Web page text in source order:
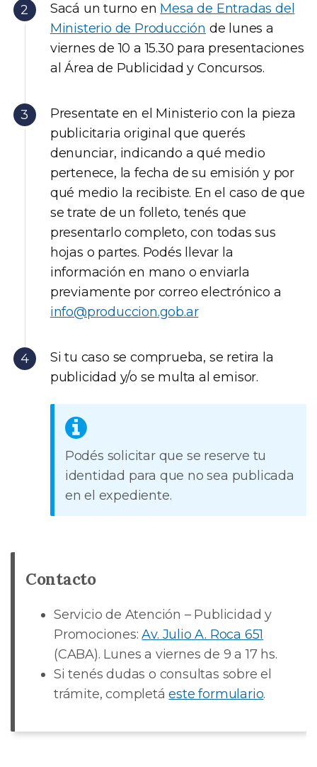
Sacá un turno en Mesa de Entradas del
Ministerio de Producción de lunes a
viernes de 10 a 15.30 para presentaciones
al Área de Publicidad y Concursos.
Presentate en el Ministerio con la pieza
publicitaria original que querés
denunciar, indicando a qué medio
pertenece, la fecha de su emisión y por
qué medio la recibiste. En el caso de que
se trate de un folleto, tenés que
presentarlo completo, con todas sus
hojas o partes. Podés llevar la
información en mano o enviarla
previamente por correo electrónico a
info@produccion.gob.ar
Si tu caso se comprueba, se retira la
publicidad y/o se multa al emisor.
Podés solicitar que se reserve tu
identidad para que no sea publicada
en el expediente.
Contacto
Servicio de Atención – Publicidad y
Promociones:Av. Julio A. Roca 651
(CABA). Lunes a viernes de 9 a 17 hs.
Si tenés dudas o consultas sobre el
trámite, completáeste formulario.